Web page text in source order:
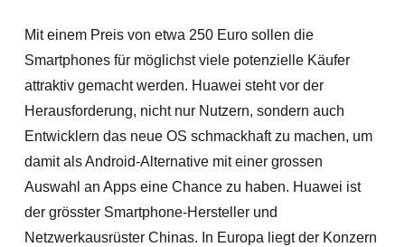
Mit einem Preis von etwa 250 Euro sollen die
Smartphones für möglichst viele potenzielle Käufer
attraktiv gemacht werden. Huawei steht vor der
Herausforderung, nicht nur Nutzern, sondern auch
Entwicklern das neue OS schmackhaft zu machen, um
damit als Android-Alternative mit einer grossen
Auswahl an Apps eine Chance zu haben. Huawei ist
der grösster Smartphone-Hersteller und
Netzwerkausrüster Chinas. In Europa liegt der Konzern